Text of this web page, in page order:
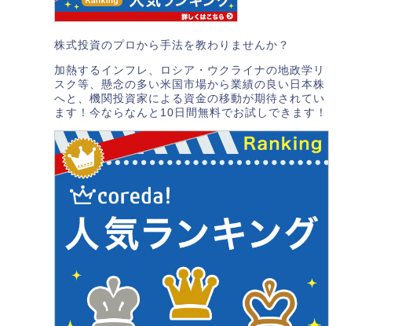
株式投資のプロから手法を教わりませんか？
加熱するインフレ、ロシア・ウクライナの地政学リ
スク等、懸念の多い米国市場から業績の良い日本株
へと、機関投資家による資金の移動が期待されてい
ます！今ならなんと10日間無料でお試しできます！